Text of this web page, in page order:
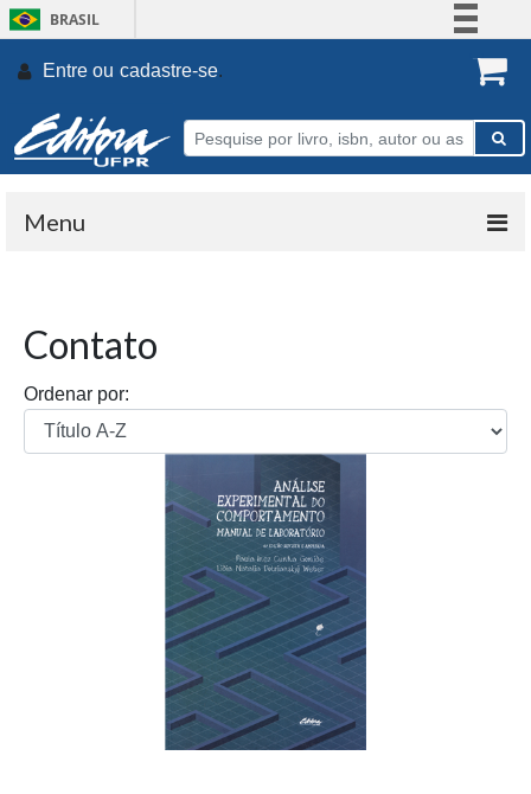
BRASIL
Participe
Entre ou cadastre-se.
Menu
Contato
Ordenar por: